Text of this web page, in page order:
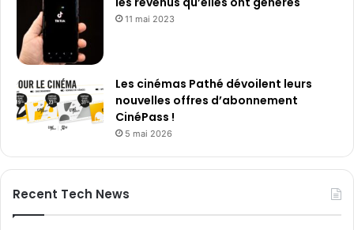
11 mai 2023
Les cinémas Pathé dévoilent leurs
nouvelles offres d’abonnement
CinéPass !
5 mai 2026
Recent Tech News